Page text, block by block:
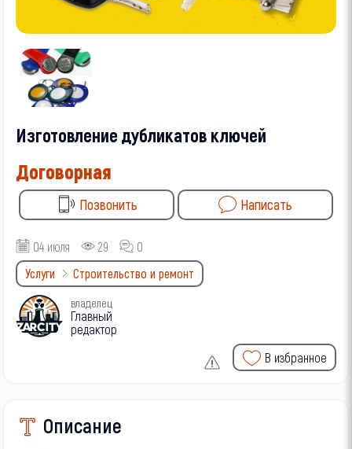
Изготовление дубликатов ключей
Договорная
Позвонить Написать
04 июля 29
0
Услуги
Строительство и ремонт
владелец
Главный
редактор
В избранное
Описание